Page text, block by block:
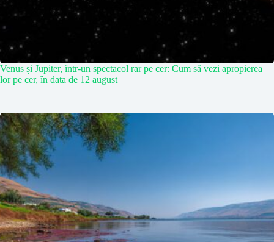
Venus și Jupiter, într-un spectacol rar pe cer: Cum să vezi apropierea
lor pe cer, în data de 12 august